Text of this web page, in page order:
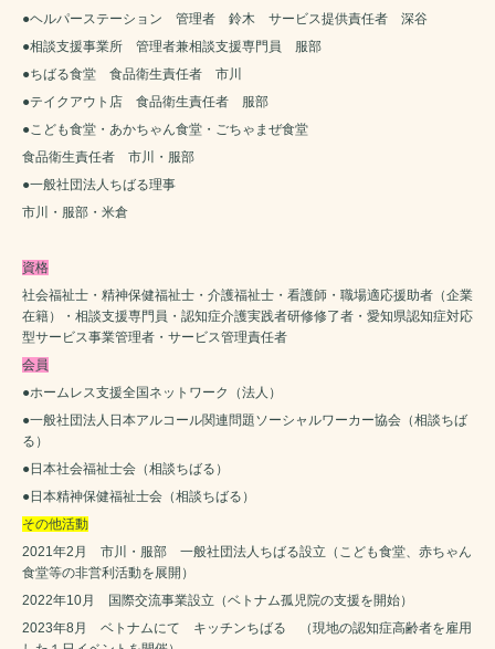
●ヘルパーステーション 管理者 鈴木 サービス提供責任者 深谷
●相談支援事業所 管理者兼相談支援専門員 服部
●ちばる食堂 食品衛生責任者 市川
●テイクアウト店 食品衛生責任者 服部
●こども食堂・あかちゃん食堂・ごちゃまぜ食堂
食品衛生責任者 市川・服部
●一般社団法人ちばる理事
市川・服部・米倉
資格
社会福祉士・精神保健福祉士・介護福祉士・看護師・職場適応援助者（企業
在籍）・相談支援専門員・認知症介護実践者研修修了者・愛知県認知症対応
型サービス事業管理者・サービス管理責任者
会員
●ホームレス支援全国ネットワーク（法人）
●一般社団法人日本アルコール関連問題ソーシャルワーカー協会（相談ちば
る）
●日本社会福祉士会（相談ちばる）
●日本精神保健福祉士会（相談ちばる）
その他活動
2021年2月 市川・服部 一般社団法人ちばる設立（こども食堂、赤ちゃん
食堂等の非営利活動を展開）
2022年10月 国際交流事業設立（ベトナム孤児院の支援を開始）
2023年8月 ベトナムにて キッチンちばる （現地の認知症高齢者を雇用